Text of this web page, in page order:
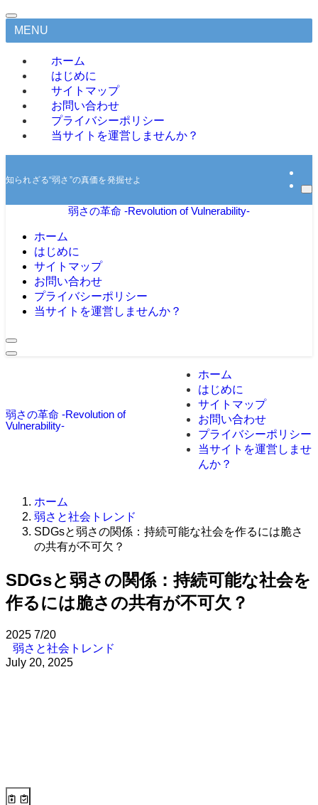
MENU
ホーム
はじめに
サイトマップ
お問い合わせ
プライバシーポリシー
当サイトを運営しませんか？
知られざる“弱さ”の真価を発掘せよ
弱さの革命 -Revolution of Vulnerability-
ホーム
はじめに
サイトマップ
お問い合わせ
プライバシーポリシー
当サイトを運営しませんか？
弱さの革命 -Revolution of
Vulnerability-
ホーム
はじめに
サイトマップ
お問い合わせ
プライバシーポリシー
当サイトを運営しませ
んか？
ホーム
弱さと社会トレンド
SDGsと弱さの関係：持続可能な社会を作るには脆さ
の共有が不可欠？
SDGsと弱さの関係：持続可能な社会を
作るには脆さの共有が不可欠？
2025 7/20
弱さと社会トレンド
July 20, 2025